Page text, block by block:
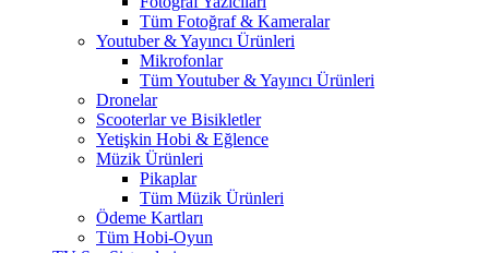
Tüm Fotoğraf & Kameralar
Youtuber & Yayıncı Ürünleri
Mikrofonlar
Tüm Youtuber & Yayıncı Ürünleri
Dronelar
Scooterlar ve Bisikletler
Yetişkin Hobi & Eğlence
Müzik Ürünleri
Pikaplar
Tüm Müzik Ürünleri
Ödeme Kartları
Tüm Hobi-Oyun